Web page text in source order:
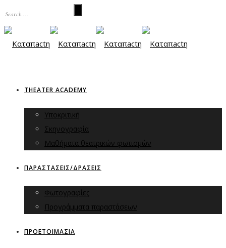
THEATER ACADEMY
Υποκριτική
Σκηνογραφία
Μαθήματα θεατρικών φωτισμών
ΠΑΡΑΣΤΑΣΕΙΣ/ΔΡΑΣΕΙΣ
Φωτογραφίες
Προγράμματα παραστάσεων
ΠΡΟΕΤΟΙΜΑΣΙΑ